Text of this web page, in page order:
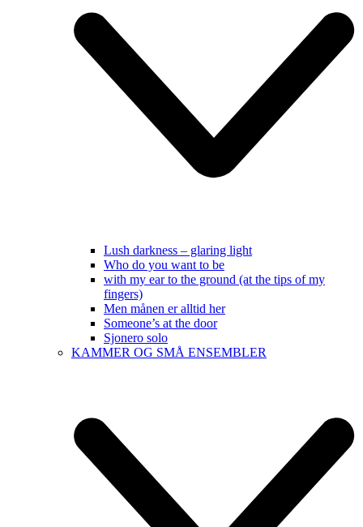
Lush darkness – glaring light
Who do you want to be
with my ear to the ground (at the tips of my
fingers)
Men månen er alltid her
Someone’s at the door
Sjonero solo
KAMMER OG SMÅ ENSEMBLER